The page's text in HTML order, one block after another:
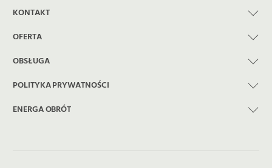
KONTAKT
OFERTA
OBSŁUGA
POLITYKA PRYWATNOŚCI
ENERGA OBRÓT